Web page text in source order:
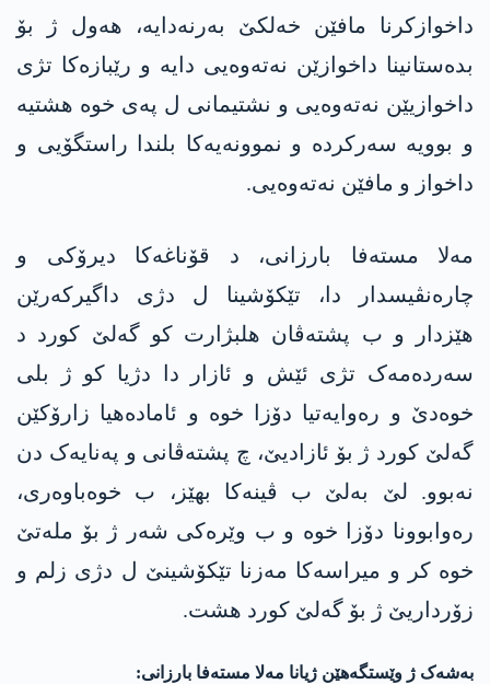
داخوازکرنا مافێن خەلکێ بەرنەدایە، ھەول ژ بۆ
بدەستانینا داخوازێن نەتەوەیی دایە و رێبازەکا تژی
داخوازیێن نەتەوەیی و نشتیمانی ل پەی خوە ھشتیە
و بوویە سەرکردە و نموونەیەکا بلندا راستگۆیی و
داخواز و مافێن نەتەوەیی.
مەلا مستەفا بارزانی، د قۆناغەکا دیرۆکی و
چارەنڤیسدار دا، تێکۆشینا ل دژی داگیرکەرێن
ھێزدار و ب پشتەڤان ھلبژارت کو گەلێ کورد د
سەردەمەک تژی ئێش و ئازار دا دژیا کو ژ بلی
خوەدێ و رەوایەتیا دۆزا خوە و ئامادەھیا زارۆکێن
گەلێ کورد ژ بۆ ئازادیێ، چ پشتەڤانی و پەنایەک دن
نەبوو. لێ بەلێ ب ڤینەکا بھێز، ب خوەباوەری،
رەوابوونا دۆزا خوە و ب وێرەکی شەر ژ بۆ ملەتێ
خوە کر و میراسەکا مەزنا تێکۆشینێ ل دژی زلم و
زۆرداریێ ژ بۆ گەلێ کورد ھشت.
بەشەک ژ وێستگەھێن ژیانا مەلا مستەفا بارزانی: